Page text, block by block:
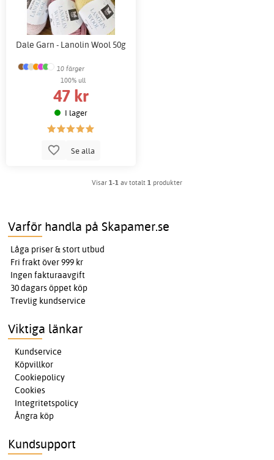
Dale Garn - Lanolin Wool 50g
10 färger
100% ull
47 kr
I lager
Se alla
Visar 1-1 av totalt 1 produkter
Varför handla på Skapamer.se
Låga priser & stort utbud
Fri frakt över 999 kr
Ingen fakturaavgift
30 dagars öppet köp
Trevlig kundservice
Viktiga länkar
Kundservice
Köpvillkor
Cookiepolicy
Cookies
Integritetspolicy
Ångra köp
Kundsupport